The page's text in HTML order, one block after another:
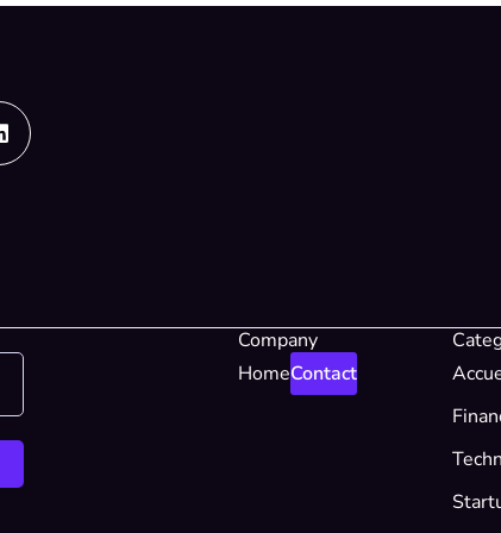
Company
HomeContact